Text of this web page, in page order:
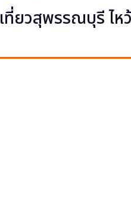
เที่ยวสุพรรณบุรี ไห